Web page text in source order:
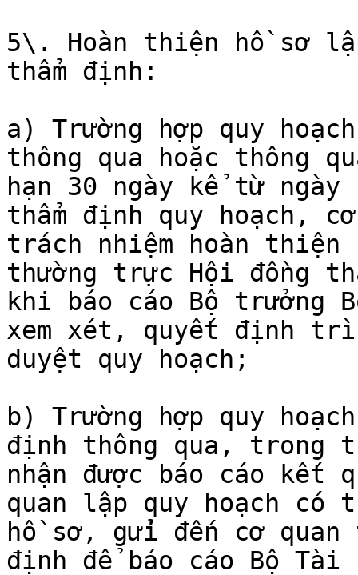
5\. Hoàn thiện hồ sơ
thẩm định:
a) Trường hợp quy
thông qua hoặc thông
hạn 30 ngày kể từ ngày
thẩm định quy hoạch,
trách nhiệm hoàn thiện
thường trực Hội đồng
khi báo cáo Bộ trưởng
xem xét, quyết định
duyệt quy hoạch;
b) Trường hợp quy
định thông qua, trong
nhận được báo cáo kết
quan lập quy hoạch có
hồ sơ, gửi đến cơ quan
định để báo cáo Bộ Tài